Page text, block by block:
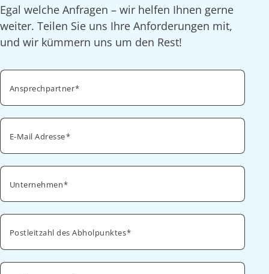
Egal welche Anfragen – wir helfen Ihnen gerne
weiter. Teilen Sie uns Ihre Anforderungen mit,
und wir kümmern uns um den Rest!
Ansprechpartner
E-Mail Adresse
Unternehmen
Postleitzahl des Abholpunktes